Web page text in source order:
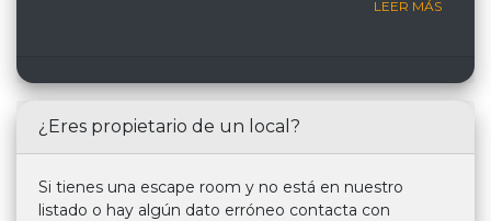
LEER MÁS
¿Eres propietario de un local?
Si tienes una escape room y no está en nuestro
listado o hay algún dato erróneo contacta con